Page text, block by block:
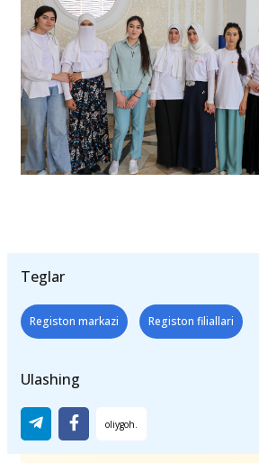
Teglar
Registon markazi Registon filiallari
Ulashing